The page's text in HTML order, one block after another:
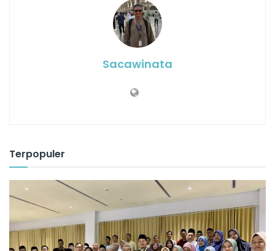
Sacawinata
Terpopuler